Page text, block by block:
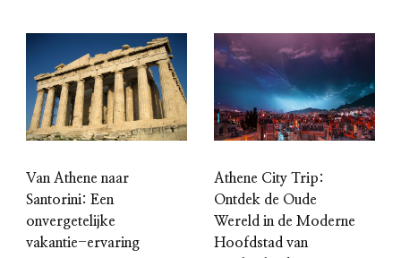
Van Athene naar
Santorini: Een
onvergetelijke
vakantie-ervaring
Athene City Trip:
Ontdek de Oude
Wereld in de Moderne
Hoofdstad van